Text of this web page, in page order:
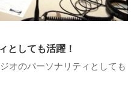
としても活躍！
オのパーソナリティとしても